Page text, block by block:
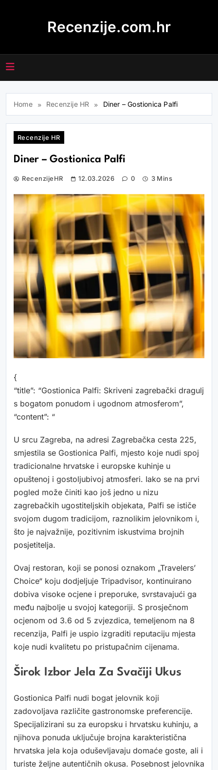
Recenzije.com.hr
Home Recenzije HR Diner – Gostionica Palfi
Recenzije HR
Diner – Gostionica Palfi
RecenzijeHR 12.03.2026 0 3 Mins
{
“title”: “Gostionica Palfi: Skriveni zagrebački dragulj
s bogatom ponudom i ugodnom atmosferom”,
“content”: “
U srcu Zagreba, na adresi Zagrebačka cesta 225,
smjestila se Gostionica Palfi, mjesto koje nudi spoj
tradicionalne hrvatske i europske kuhinje u
opuštenoj i gostoljubivoj atmosferi. Iako se na prvi
pogled može činiti kao još jedno u nizu
zagrebačkih ugostiteljskih objekata, Palfi se ističe
svojom dugom tradicijom, raznolikim jelovnikom i,
što je najvažnije, pozitivnim iskustvima brojnih
posjetitelja.
Ovaj restoran, koji se ponosi oznakom „Travelers’
Choice“ koju dodjeljuje Tripadvisor, kontinuirano
dobiva visoke ocjene i preporuke, svrstavajući ga
među najbolje u svojoj kategoriji. S prosječnom
ocjenom od 3.6 od 5 zvjezdica, temeljenom na 8
recenzija, Palfi je uspio izgraditi reputaciju mjesta
koje nudi kvalitetu po pristupačnim cijenama.
Širok Izbor Jela Za Svačiji Ukus
Gostionica Palfi nudi bogat jelovnik koji
zadovoljava različite gastronomske preferencije.
Specijalizirani su za europsku i hrvatsku kuhinju, a
njihova ponuda uključuje brojna karakteristična
hrvatska jela koja oduševljavaju domaće goste, ali i
turiste željne autentičnih okusa. Posebnost jelovnika